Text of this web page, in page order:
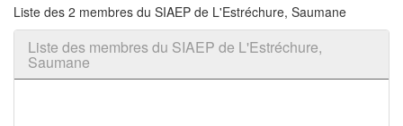
Liste des 2 membres du SIAEP de L'Estréchure, Saumane
Liste des membres du SIAEP de L'Estréchure,
Saumane